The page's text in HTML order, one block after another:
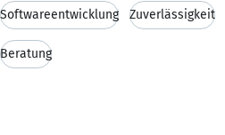
Softwareentwicklung Zuverlässigkeit
Beratung